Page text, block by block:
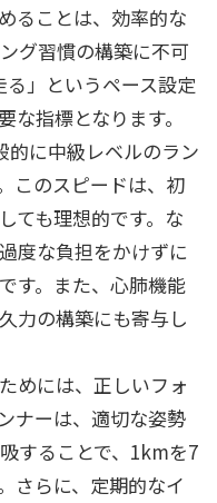
ることは、効率的な
グ習慣の構築に不可
」というペース設定
な指標となります。
に中級レベルのラン
このスピードは、初
ても理想的です。な
度な負担をかけずに
す。また、心肺機能
力の構築にも寄与し
めには、正しいフォ
ナーは、適切な姿勢
することで、1kmを7
さらに、定期的なイ